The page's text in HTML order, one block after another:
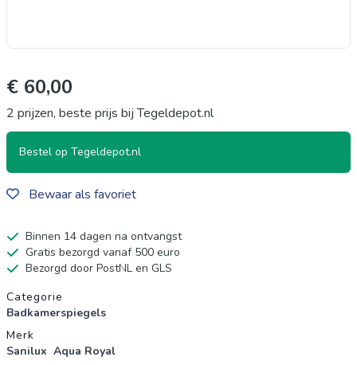
€ 60,00
2 prijzen, beste prijs bij Tegeldepot.nl
Bestel op Tegeldepot.nl
Bewaar als favoriet
Binnen 14 dagen na ontvangst
Gratis bezorgd vanaf 500 euro
Bezorgd door PostNL en GLS
Productgegevens
Categorie
Badkamerspiegels
Merk
Sanilux Aqua Royal